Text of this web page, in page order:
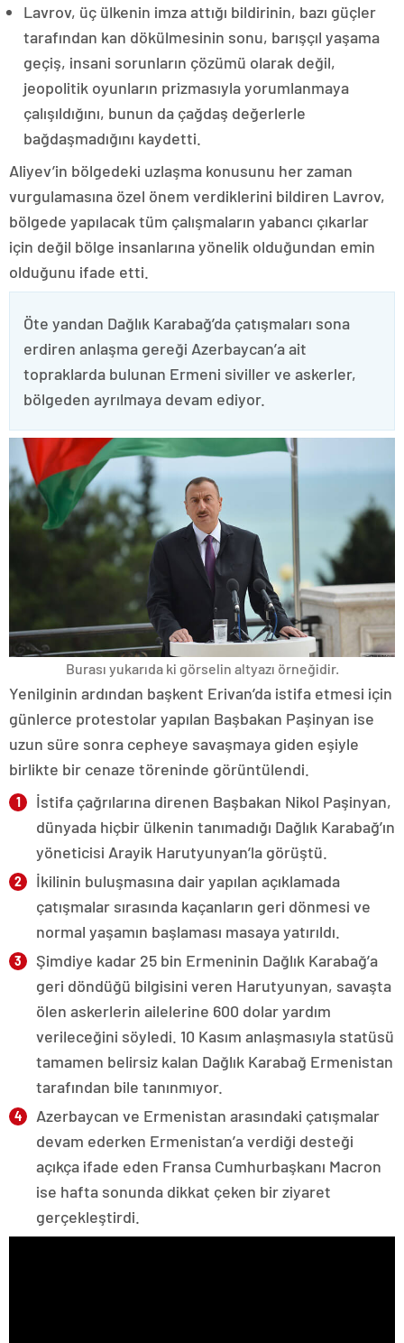
Lavrov, üç ülkenin imza attığı bildirinin, bazı güçler
tarafından kan dökülmesinin sonu, barışçıl yaşama
geçiş, insani sorunların çözümü olarak değil,
jeopolitik oyunların prizmasıyla yorumlanmaya
çalışıldığını, bunun da çağdaş değerlerle
bağdaşmadığını kaydetti.
Aliyev’in bölgedeki uzlaşma konusunu her zaman
vurgulamasına özel önem verdiklerini bildiren Lavrov,
bölgede yapılacak tüm çalışmaların yabancı çıkarlar
için değil bölge insanlarına yönelik olduğundan emin
olduğunu ifade etti.
Öte yandan Dağlık Karabağ’da çatışmaları sona
erdiren anlaşma gereği Azerbaycan’a ait
topraklarda bulunan Ermeni siviller ve askerler,
bölgeden ayrılmaya devam ediyor.
Burası yukarıda ki görselin altyazı örneğidir.
Yenilginin ardından başkent Erivan’da istifa etmesi için
günlerce protestolar yapılan Başbakan Paşinyan ise
uzun süre sonra cepheye savaşmaya giden eşiyle
birlikte bir cenaze töreninde görüntülendi.
İstifa çağrılarına direnen Başbakan Nikol Paşinyan,
dünyada hiçbir ülkenin tanımadığı Dağlık Karabağ’ın
yöneticisi Arayik Harutyunyan’la görüştü.
İkilinin buluşmasına dair yapılan açıklamada
çatışmalar sırasında kaçanların geri dönmesi ve
normal yaşamın başlaması masaya yatırıldı.
Şimdiye kadar 25 bin Ermeninin Dağlık Karabağ’a
geri döndüğü bilgisini veren Harutyunyan, savaşta
ölen askerlerin ailelerine 600 dolar yardım
verileceğini söyledi. 10 Kasım anlaşmasıyla statüsü
tamamen belirsiz kalan Dağlık Karabağ Ermenistan
tarafından bile tanınmıyor.
Azerbaycan ve Ermenistan arasındaki çatışmalar
devam ederken Ermenistan’a verdiği desteği
açıkça ifade eden Fransa Cumhurbaşkanı Macron
ise hafta sonunda dikkat çeken bir ziyaret
gerçekleştirdi.